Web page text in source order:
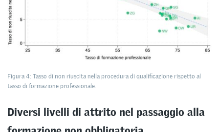
Figura 4: Tasso di non riuscita nella procedura di qualificazione rispetto al
tasso di formazione professionale.
Diversi livelli di attrito nel passaggio alla
formazione non obbligatoria